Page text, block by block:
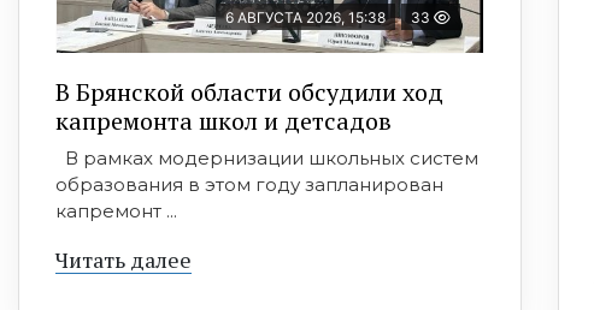
6 АВГУСТА 2026, 15:38 33
В Брянской области обсудили ход
капремонта школ и детсадов
В рамках модернизации школьных систем
образования в этом году запланирован
капремонт ...
Читать далее